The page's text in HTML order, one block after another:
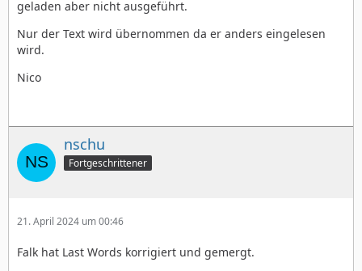
geladen aber nicht ausgeführt.
Nur der Text wird übernommen da er anders eingelesen
wird.
Nico
nschu
Fortgeschrittener
21. April 2024 um 00:46
Falk hat Last Words korrigiert und gemergt.